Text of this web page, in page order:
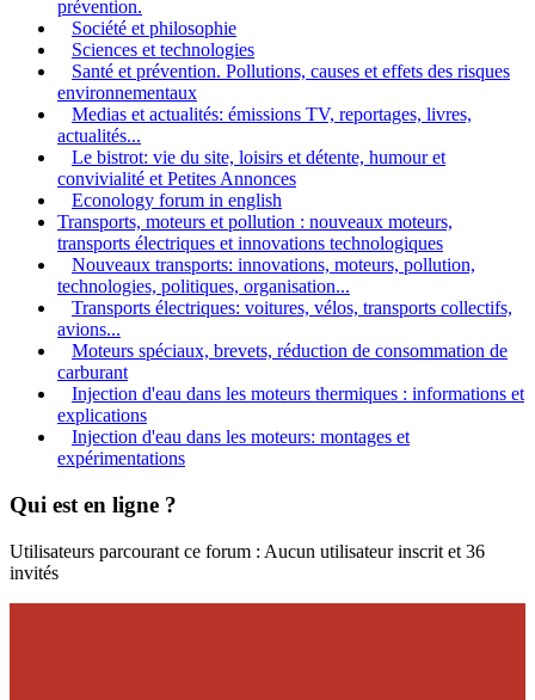
prévention.
Société et philosophie
Sciences et technologies
Santé et prévention. Pollutions, causes et effets des risques
environnementaux
Medias et actualités: émissions TV, reportages, livres,
actualités...
Le bistrot: vie du site, loisirs et détente, humour et
convivialité et Petites Annonces
Econology forum in english
Transports, moteurs et pollution : nouveaux moteurs,
transports électriques et innovations technologiques
Nouveaux transports: innovations, moteurs, pollution,
technologies, politiques, organisation...
Transports électriques: voitures, vélos, transports collectifs,
avions...
Moteurs spéciaux, brevets, réduction de consommation de
carburant
Injection d'eau dans les moteurs thermiques : informations et
explications
Injection d'eau dans les moteurs: montages et
expérimentations
Qui est en ligne ?
Utilisateurs parcourant ce forum : Aucun utilisateur inscrit et 36
invités